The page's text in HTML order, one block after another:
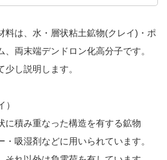
料は、水・層状粘土鉱物(クレイ)・ポ
、両末端デンドロン化高分子です。
し説明します。
に積み重なった構造を有する鉱物
吸湿剤などに用いられています。